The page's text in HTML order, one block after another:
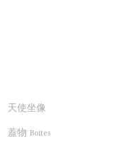
天使坐像
蓋物 Boites